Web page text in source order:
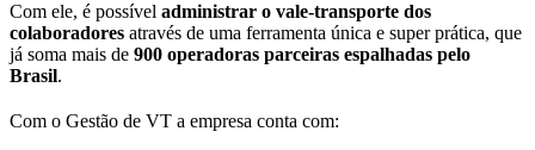
Com ele, é possível administrar o vale-transporte dos
colaboradores através de uma ferramenta única e super prática, que
já soma mais de 900 operadoras parceiras espalhadas pelo
Brasil.
Com o Gestão de VT a empresa conta com: